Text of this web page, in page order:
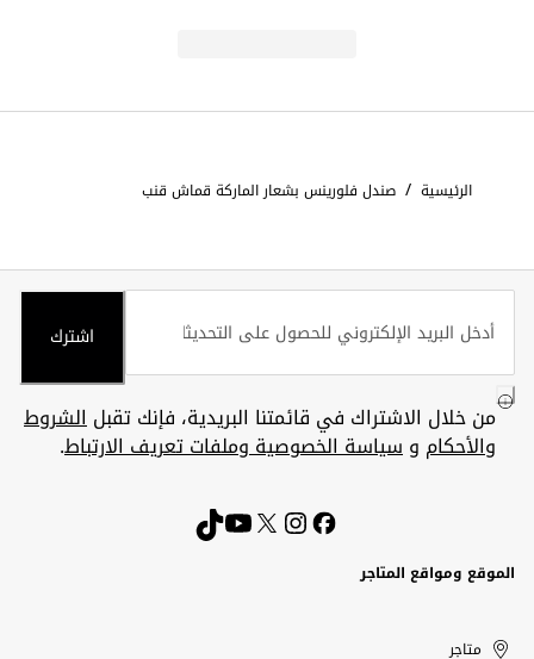
الرئيسية / صندل فلورينس بشعار الماركة قماش قنب
اشترك
من خلال الاشتراك في قائمتنا البريدية، فإنك تقبلالشروط
والأحكام وسياسة الخصوصية وملفات تعريف الارتباط.
الموقع ومواقع المتاجر
United
Kuwait
الإمارات
الكويت
متاجر